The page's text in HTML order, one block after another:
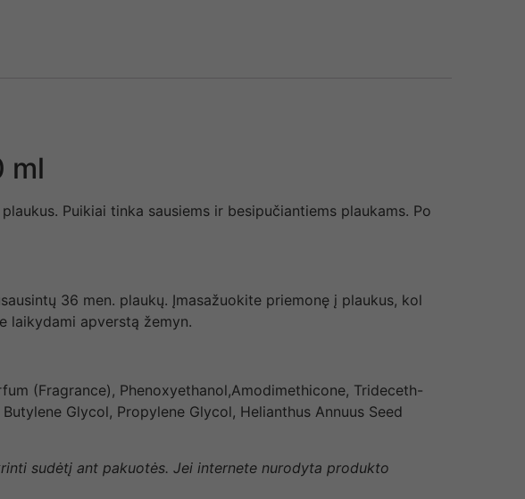
ml
Puikiai tinka sausiems ir besipučiantiems plaukams. Po
36 men. plaukų. Įmasažuokite priemonę į plaukus, kol
laikydami apverstą žemyn.
(Fragrance), Phenoxyethanol,Amodimethicone, Trideceth-
Glycol, Propylene Glycol, Helianthus Annuus Seed
sudėtį ant pakuotės. Jei internete nurodyta produkto